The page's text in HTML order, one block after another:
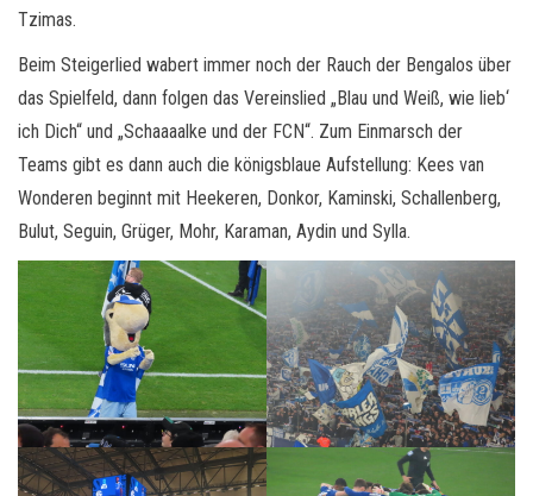
Tzimas.
Beim Steigerlied wabert immer noch der Rauch der Bengalos über
das Spielfeld, dann folgen das Vereinslied „Blau und Weiß, wie lieb‘
ich Dich“ und „Schaaaalke und der FCN“. Zum Einmarsch der
Teams gibt es dann auch die königsblaue Aufstellung: Kees van
Wonderen beginnt mit Heekeren, Donkor, Kaminski, Schallenberg,
Bulut, Seguin, Grüger, Mohr, Karaman, Aydin und Sylla.